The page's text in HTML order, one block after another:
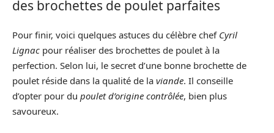
des brochettes de poulet parfaites
Pour finir, voici quelques astuces du célèbre chef Cyril
Lignac pour réaliser des brochettes de poulet à la
perfection. Selon lui, le secret d’une bonne brochette de
poulet réside dans la qualité de la viande. Il conseille
d’opter pour du poulet d’origine contrôlée, bien plus
savoureux.